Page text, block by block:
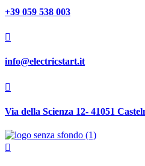
+39 059 538 003

info@electricstart.it

Via della Scienza 12- 41051
